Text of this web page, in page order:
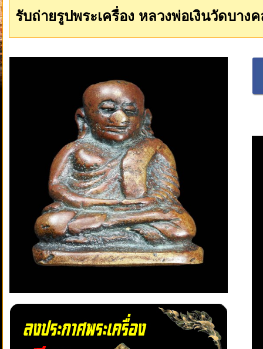
รับถ่ายรูปพระเครื่อง หลวงพ่อเงินวัดบาง